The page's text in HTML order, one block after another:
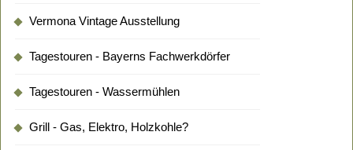
Vermona Vintage Ausstellung
Tagestouren - Bayerns Fachwerkdörfer
Tagestouren - Wassermühlen
Grill - Gas, Elektro, Holzkohle?